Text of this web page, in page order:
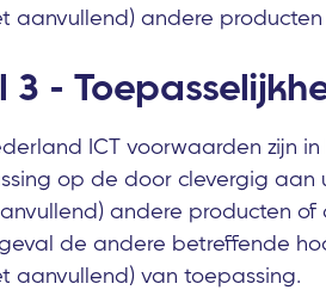
aanvullend) andere
3 -
ICT voorwaarden zijn
op de door clevergig aan
andere producten
de andere betreffende
aanvullend) van toepassing.